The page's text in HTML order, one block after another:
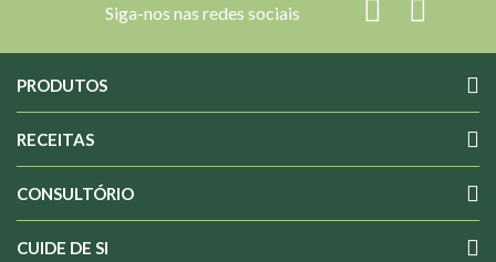
Siga-nos nas redes sociais
PRODUTOS
RECEITAS
CONSULTÓRIO
CUIDE DE SI